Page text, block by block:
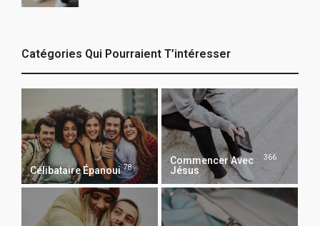
Catégories Qui Pourraient T’intéresser
Célibataire Épanoui 78
Commencer Avec
Jésus
366